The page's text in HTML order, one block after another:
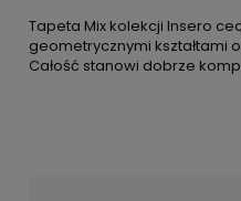
Tapeta Mix kolekcji Insero
geometrycznymi kształtami
Całość stanowi dobrze